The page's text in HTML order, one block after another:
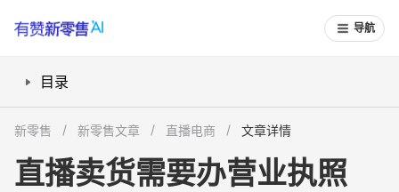
导航
目录
如何规范申请？流程及注意细节
新零售 新零售文章 直播电商 文章详情
直播卖货需要办营业执照